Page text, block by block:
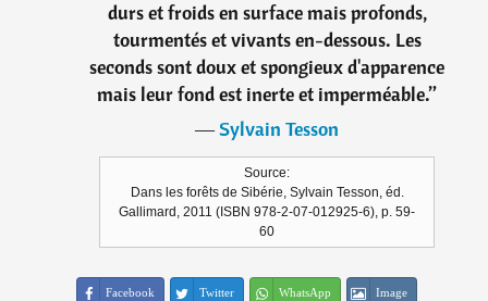
durs et froids en surface mais profonds,
tourmentés et vivants en-dessous. Les
seconds sont doux et spongieux d'apparence
mais leur fond est inerte et imperméable.”
―Sylvain Tesson
Source:
Dans les forêts de Sibérie, Sylvain Tesson, éd.
Gallimard, 2011 (ISBN 978-2-07-012925-6), p. 59-
60
Facebook Twitter WhatsApp Image